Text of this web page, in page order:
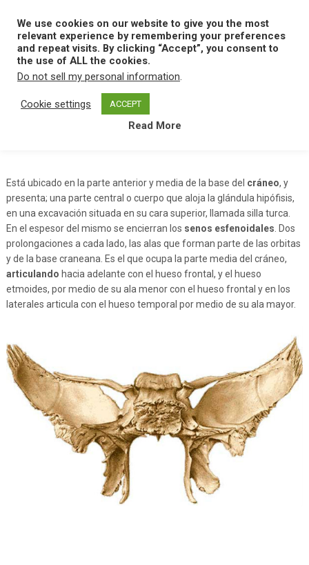
content
MENU
Home H Hueso Esfenoide
Hueso Esfenoide
Está ubicado en la parte anterior y media de la base del cráneo, y
presenta; una parte central o cuerpo que aloja la glándula hipófisis,
en una excavación situada en su cara superior, llamada silla turca.
En el espesor del mismo se encierran los senos esfenoidales . Dos
prolongaciones a cada lado, las alas que forman parte de las orbitas
y de la base craneana. Es el que ocupa la parte media del cráneo,
articulando hacia adelante con el hueso frontal, y el hueso
etmoides, por medio de su ala menor con el hueso frontal y en los
laterales articula con el hueso temporal por medio de su ala mayor.
We use cookies on our website to give you the most
relevant experience by remembering your preferences
and repeat visits. By clicking “Accept”, you consent to
the use of ALL the cookies.
Do not sell my personal information.
Cookie settings ACCEPT
Read More